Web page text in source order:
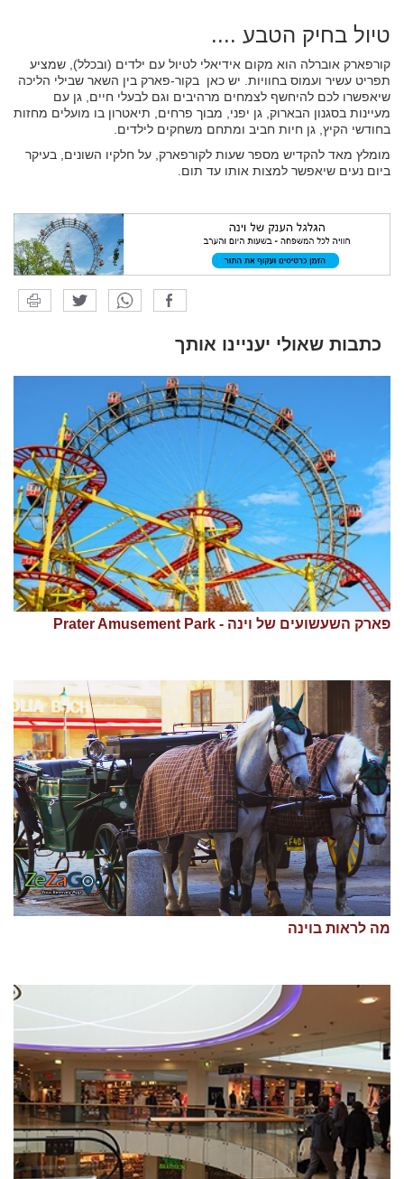
טיול בחיק הטבע ....
קורפארק אוברלה הוא מקום אידיאלי לטיול עם ילדים (ובכלל), שמציע
תפריט עשיר ועמוס בחוויות. יש כאן בקור-פארק בין השאר שבילי הליכה
שיאפשרו לכם להיחשף לצמחים מרהיבים וגם לבעלי חיים, גן עם
מעיינות בסגנון הבארוק, גן יפני, מבוך פרחים, תיאטרון בו מועלים מחזות
בחודשי הקיץ, גן חיות חביב ומתחם משחקים לילדים.
מומלץ מאד להקדיש מספר שעות לקורפארק, על חלקיו השונים, בעיקר
ביום נעים שיאפשר למצות אותו עד תום.
כתבות שאולי יעניינו אותך
פארק השעשועים של וינה - Prater Amusement Park
מה לראות בוינה